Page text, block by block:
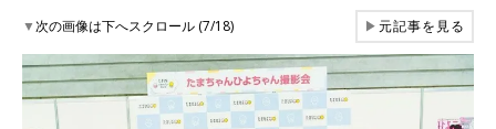
▼次の画像は下へスクロール (7/18) ▶元記事を見る